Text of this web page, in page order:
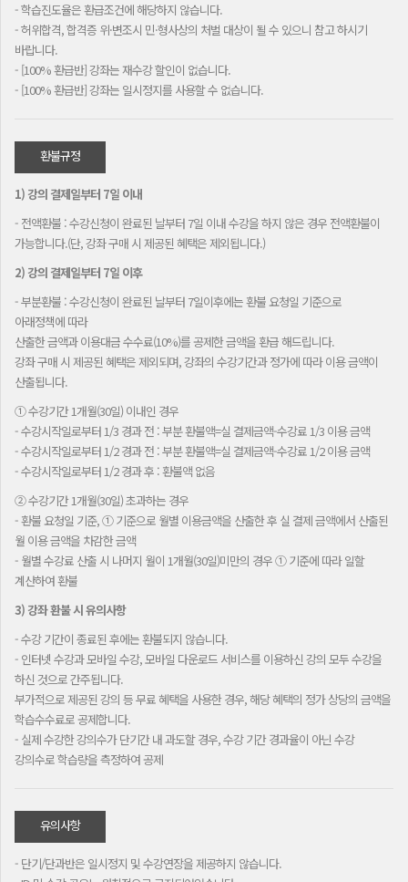
- 학습진도율은 환급조건에 해당하지 않습니다.
- 허위합격, 합격증 위·변조시 민·형사상의 처벌 대상이 될 수 있으니 참고 하시기
바랍니다.
- [100% 환급반] 강좌는 재수강 할인이 없습니다.
- [100% 환급반] 강좌는 일시정지를 사용할 수 없습니다.
환불규정
1) 강의 결제일부터 7일 이내
- 전액환불 : 수강신청이 완료된 날부터 7일 이내 수강을 하지 않은 경우 전액환불이
가능합니다.(단, 강좌 구매 시 제공된 혜택은 제외됩니다.)
2) 강의 결제일부터 7일 이후
- 부분환불 : 수강신청이 완료된 날부터 7일이후에는 환불 요청일 기준으로
아래정책에 따라
산출한 금액과 이용대금 수수료(10%)를 공제한 금액을 환급 해드립니다.
강좌 구매 시 제공된 혜택은 제외되며, 강좌의 수강기간과 정가에 따라 이용 금액이
산출됩니다.
① 수강기간 1개월(30일) 이내인 경우
- 수강시작일로부터 1/3 경과 전 : 부분 환불액=실 결제금액-수강료 1/3 이용 금액
- 수강시작일로부터 1/2 경과 전 : 부분 환불액=실 결제금액-수강료 1/2 이용 금액
- 수강시작일로부터 1/2 경과 후 : 환불액 없음
② 수강기간 1개월(30일) 초과하는 경우
- 환불 요청일 기준, ① 기준으로 월별 이용금액을 산출한 후 실 결제 금액에서 산출된
월 이용 금액을 차감한 금액
- 월별 수강료 산출 시 나머지 월이 1개월(30일)미만의 경우 ① 기준에 따라 일할
계산하여 환불
3) 강좌 환불 시 유의사항
- 수강 기간이 종료된 후에는 환불되지 않습니다.
- 인터넷 수강과 모바일 수강, 모바일 다운로드 서비스를 이용하신 강의 모두 수강을
하신 것으로 간주됩니다.
부가적으로 제공된 강의 등 무료 혜택을 사용한 경우, 해당 혜택의 정가 상당의 금액을
학습수수료로 공제합니다.
- 실제 수강한 강의수가 단기간 내 과도할 경우, 수강 기간 경과율이 아닌 수강
강의수로 학습량을 측정하여 공제
유의사항
- 단기/단과반은 일시정지 및 수강연장을 제공하지 않습니다.